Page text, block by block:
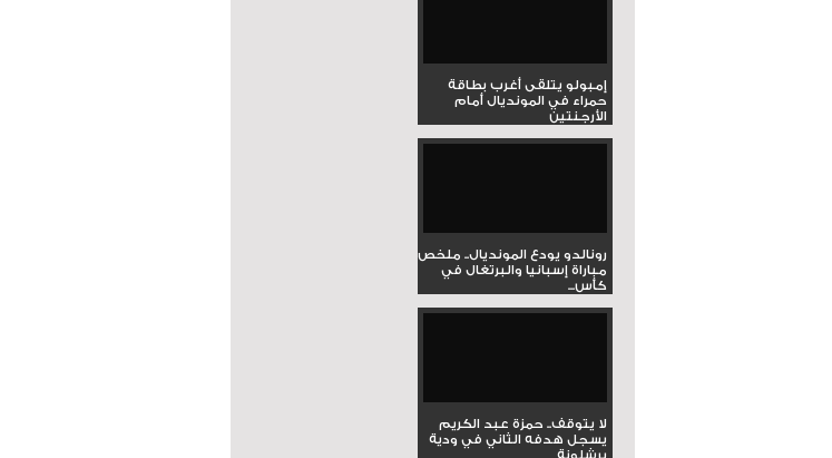
إمبولو يتلقى أغرب بطاقة
حمراء في المونديال أمام
الأرجنتين
رونالدو يودع المونديال.. ملخص
مباراة إسبانيا والبرتغال في
كأس...
لا يتوقف.. حمزة عبد الكريم
يسجل هدفه الثاني في ودية
برشلونة